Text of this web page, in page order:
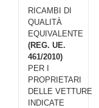
RICAMBI DI
QUALITÀ
EQUIVALENTE
(REG. UE.
461/2010)
PER I
PROPRIETARI
DELLE VETTURE
INDICATE